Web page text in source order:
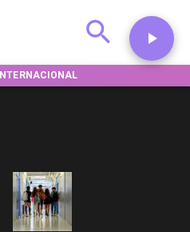
INTERNACIONAL